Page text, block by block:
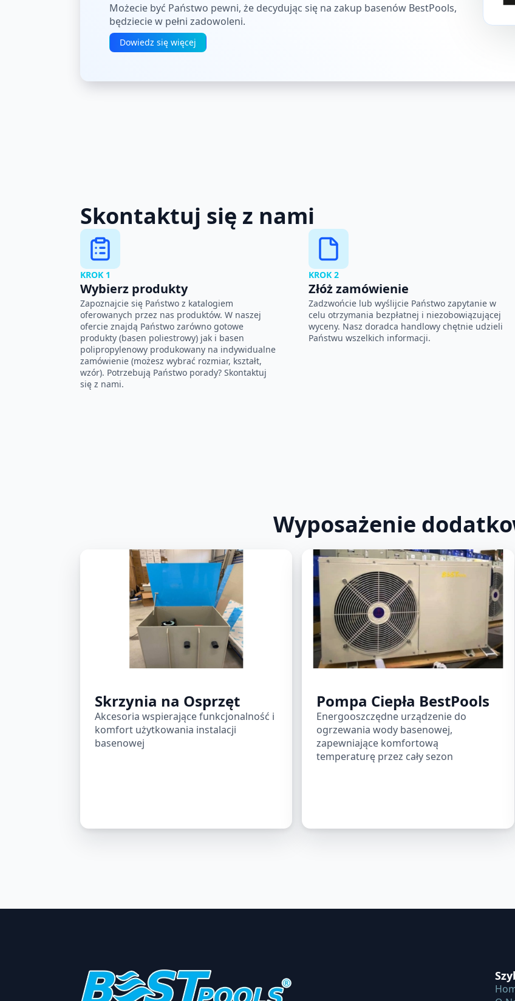
Możecie być Państwo pewni, że decydując się na zakup basenów BestPools,
będziecie w pełni zadowoleni.
Dowiedz się więcej
Skontaktuj się z nami
KROK 1
Wybierz produkty
Zapoznajcie się Państwo z katalogiem
oferowanych przez nas produktów. W naszej
ofercie znajdą Państwo zarówno gotowe
produkty (basen poliestrowy) jak i basen
polipropylenowy produkowany na indywidualne
zamówienie (możesz wybrać rozmiar, kształt,
wzór). Potrzebują Państwo porady? Skontaktuj
się z nami.
KROK 2
Złóż zamówienie
Zadzwońcie lub wyślijcie Państwo zapytanie w
celu otrzymania bezpłatnej i niezobowiązującej
wyceny. Nasz doradca handlowy chętnie udzieli
Państwu wszelkich informacji.
Wyposażenie
Skrzynia na Osprzęt
Akcesoria wspierające funkcjonalność i
komfort użytkowania instalacji
basenowej
Pompa Ciepła BestPools
Energooszczędne urządzenie do
ogrzewania wody basenowej,
zapewniające komfortową
temperaturę przez cały sezon